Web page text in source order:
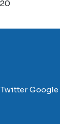
TwitterGoogle